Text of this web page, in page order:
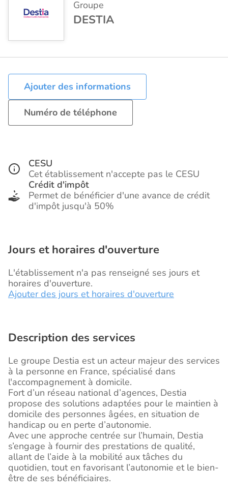
Groupe
DESTIA
Ajouter des informations
Numéro de téléphone
CESU
Cet établissement n'accepte pas le CESU
Crédit d'impôt
Permet de bénéficier d'une avance de crédit
d'impôt jusqu'à 50%
Jours et horaires d'ouverture
L'établissement n'a pas renseigné ses jours et
horaires d'ouverture.
Ajouter des jours et horaires d'ouverture
Description des services
Le groupe Destia est un acteur majeur des services
à la personne en France, spécialisé dans
l'accompagnement à domicile.
Fort d’un réseau national d’agences, Destia
propose des solutions adaptées pour le maintien à
domicile des personnes âgées, en situation de
handicap ou en perte d’autonomie.
Avec une approche centrée sur l’humain, Destia
s’engage à fournir des prestations de qualité,
allant de l’aide à la mobilité aux tâches du
quotidien, tout en favorisant l’autonomie et le bien-
être de ses bénéficiaires.